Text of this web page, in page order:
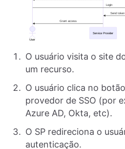
O usuário visita o site
um recurso.
O usuário clica no
provedor de SSO (por
Azure AD, Okta, etc).
O SP redireciona o
autenticação.